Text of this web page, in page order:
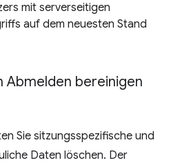
mit serverseitigen
auf dem neuesten Stand
Abmelden bereinigen
Sie sitzungsspezifische und
Daten löschen. Der